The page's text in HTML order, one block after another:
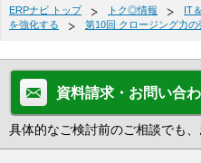
ERPナビ トップ トク◎情報 IT
を強化する
第10回 クロージング力
資料請求・お問い合
具体的なご検討前のご相談でも